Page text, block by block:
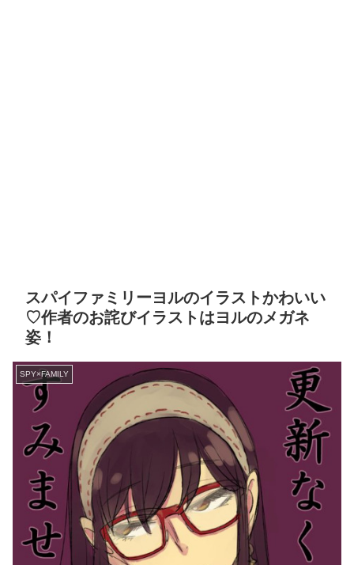
スパイファミリーヨルのイラストかわいい
♡作者のお詫びイラストはヨルのメガネ
姿！
SPY×FAMILY